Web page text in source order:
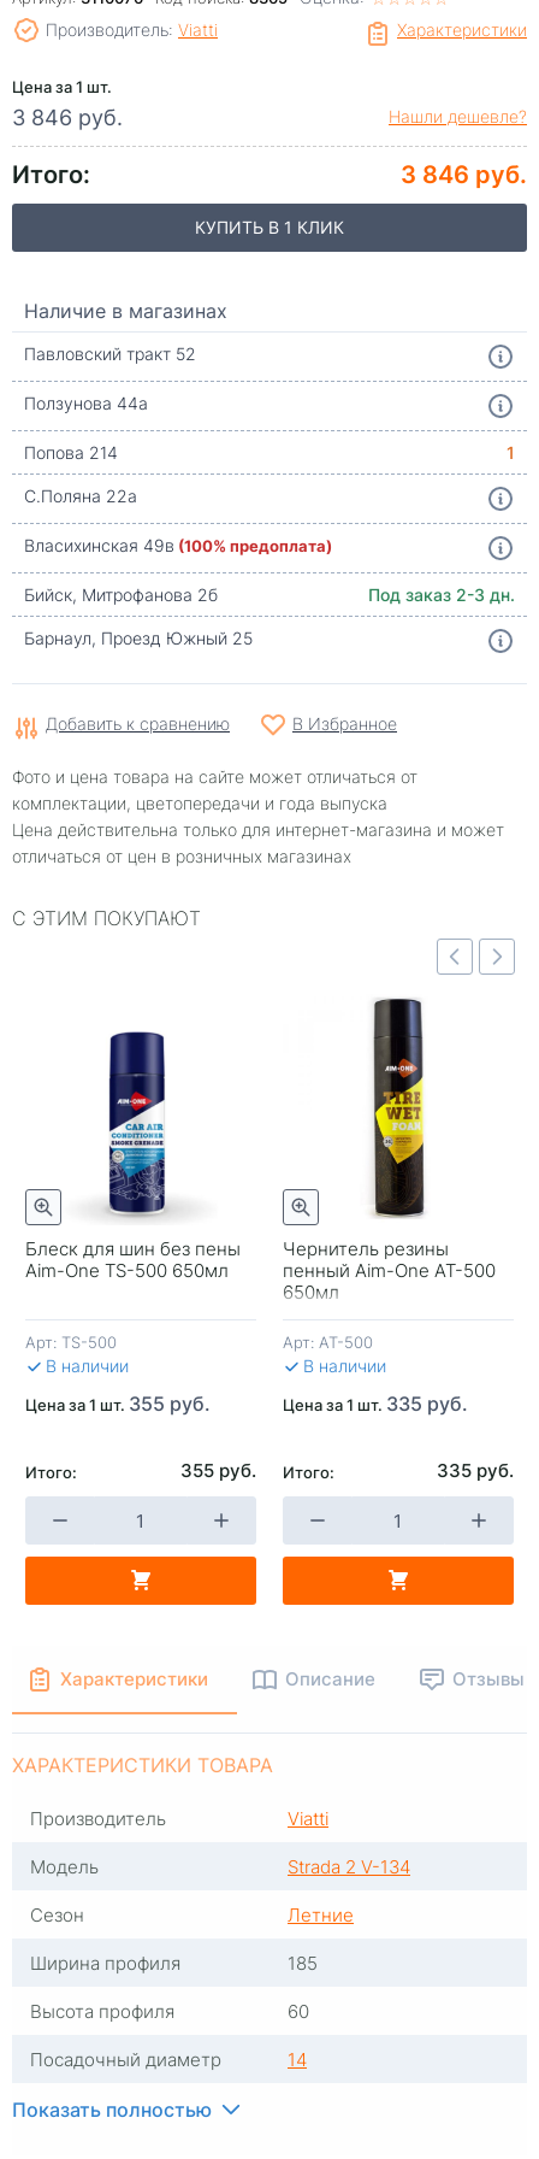
Характеристики
Производитель: Viatti
Цена за 1 шт.
3 846 руб. Нашли дешевле?
Итого: 3 846 руб.
КУПИТЬ В 1 КЛИК
Наличие в магазинах
Павловский тракт 52
Ползунова 44а
Попова 214
1
С.Поляна 22а
Власихинская 49в (100% предоплата)
Бийск, Митрофанова 2б
Под заказ 2-3 дн.
Барнаул, Проезд Южный 25
Добавить к сравнению В Избранное
Фото и цена товара на сайте может отличаться от
комплектации, цветопередачи и года выпуска
Цена действительна только для интернет-магазина и может
отличаться от цен в розничных магазинах
С ЭТИМ ПОКУПАЮТ
Блеск для шин без пены
Aim-One TS-500 650мл
Арт: TS-500
В наличии
Цена за 1 шт. 355 руб.
Итого: 355 руб.
Чернитель резины
пенный Aim-One AT-500
650мл
Арт: AT-500
В наличии
Цена за 1 шт. 335 руб.
Итого: 335 руб.
Быстрый просмотр
-
Быстрый просмотр
Характеристики Описание Отзывы
ХАРАКТЕРИСТИКИ ТОВАРА
Производитель
Viatti
Модель
Strada 2 V-134
Сезон
Летние
Ширина профиля
185
Высота профиля
60
Посадочный диаметр
14
Индекс скорости
Показать полностью